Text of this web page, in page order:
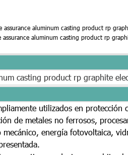
utilizados en protección
de metales no ferrosos,
energía fotovoltaica,